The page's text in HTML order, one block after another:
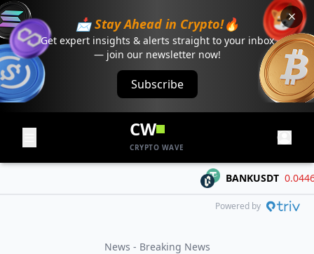
📩 Stay Ahead in Crypto!🔥
Get expert insights & alerts straight to your inbox
— join our newsletter now!
Subscribe
CW
CRYPTO WAVE
BANKUSDT 0.04468 -
Powered by
News - Breaking News